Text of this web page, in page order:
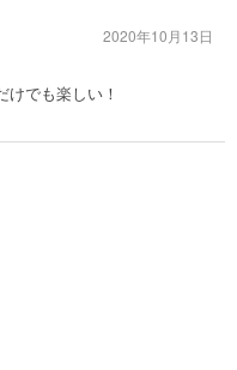
でも楽しい！
2020年10月13日